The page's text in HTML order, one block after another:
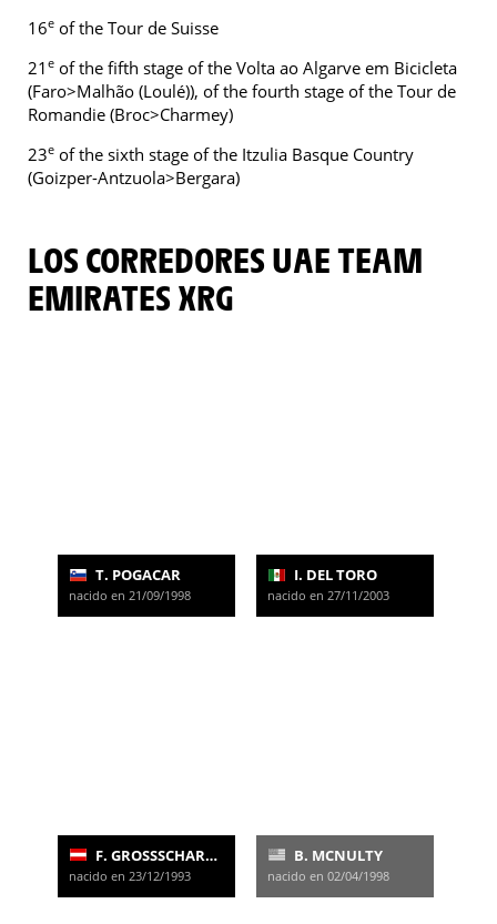
16e of the Tour de Suisse
21 e of the fifth stage of the Volta ao Algarve em Bicicleta
(Faro>Malhão (Loulé)), of the fourth stage of the Tour de
Romandie (Broc>Charmey)
23e of the sixth stage of the Itzulia Basque Country
(Goizper-Antzuola>Bergara)
LOS CORREDORES UAE TEAM
EMIRATES XRG
T. POGACAR
nacido en 21/09/1998
I. DEL TORO
nacido en 27/11/2003
F. GROSSSCHARTNER
nacido en 23/12/1993
B. MCNULTY
nacido en 02/04/1998